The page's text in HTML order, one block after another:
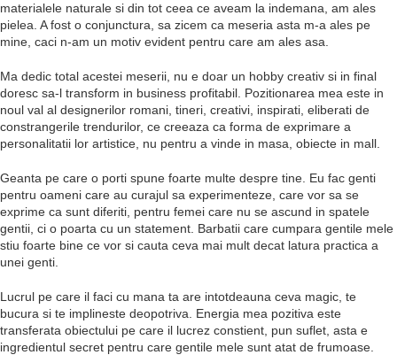
materialele naturale si din tot ceea ce aveam la indemana, am ales
pielea. A fost o conjunctura, sa zicem ca meseria asta m-a ales pe
mine, caci n-am un motiv evident pentru care am ales asa.
Ma dedic total acestei meserii, nu e doar un hobby creativ si in final
doresc sa-l transform in business profitabil. Pozitionarea mea este in
noul val al designerilor romani, tineri, creativi, inspirati, eliberati de
constrangerile trendurilor, ce creeaza ca forma de exprimare a
personalitatii lor artistice, nu pentru a vinde in masa, obiecte in mall.
Geanta pe care o porti spune foarte multe despre tine. Eu fac genti
pentru oameni care au curajul sa experimenteze, care vor sa se
exprime ca sunt diferiti, pentru femei care nu se ascund in spatele
gentii, ci o poarta cu un statement. Barbatii care cumpara gentile mele
stiu foarte bine ce vor si cauta ceva mai mult decat latura practica a
unei genti.
Lucrul pe care il faci cu mana ta are intotdeauna ceva magic, te
bucura si te implineste deopotriva. Energia mea pozitiva este
transferata obiectului pe care il lucrez constient, pun suflet, asta e
ingredientul secret pentru care gentile mele sunt atat de frumoase.